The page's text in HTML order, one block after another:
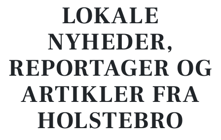
LOKALE
NYHEDER,
REPORTAGER OG
ARTIKLER FRA
HOLSTEBRO